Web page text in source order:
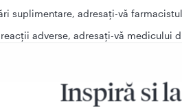
suplimentare, adresați-vă
adverse, adresați-vă medicului
sau vă simțiți mai rău, trebuie să
Inspiră si